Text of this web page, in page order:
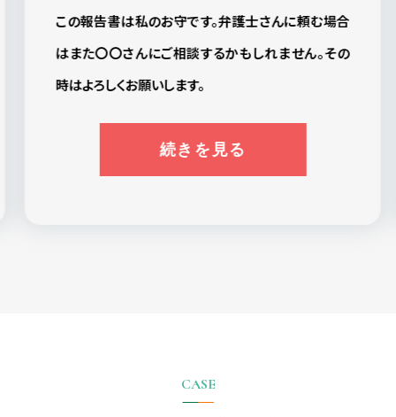
この報告書は私のお守です。弁護士さんに頼む場合
はまた〇〇さんにご相談するかもしれません。その
時はよろしくお願いします。
続きを見る